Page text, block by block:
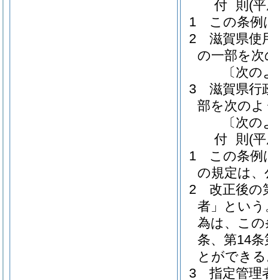
付 則 (
1
この条例
2
滋賀県使
の一部を
〔次
3
滋賀県行
部を次の
〔次
付 則 (
1
この条例
の規定は
2
改正後の
者」という
為は、こ
条、第14
とができ
3
指定管理